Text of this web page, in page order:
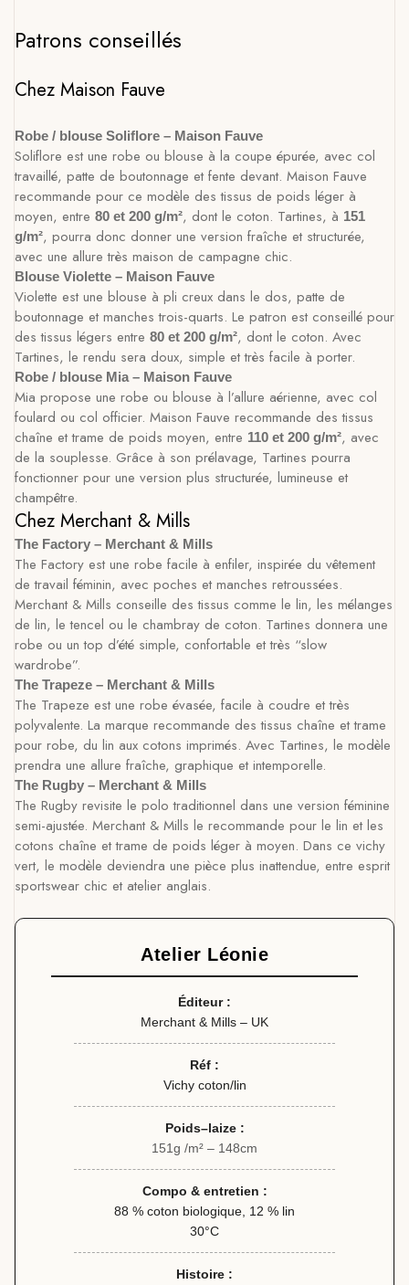
Patrons conseillés
Chez Maison Fauve
Robe / blouse Soliflore – Maison Fauve
Soliflore est une robe ou blouse à la coupe épurée, avec col
travaillé, patte de boutonnage et fente devant. Maison Fauve
recommande pour ce modèle des tissus de poids léger à
moyen, entre 80 et 200 g/m², dont le coton. Tartines, à 151
g/m², pourra donc donner une version fraîche et structurée,
avec une allure très maison de campagne chic.
Blouse Violette – Maison Fauve
Violette est une blouse à pli creux dans le dos, patte de
boutonnage et manches trois-quarts. Le patron est conseillé pour
des tissus légers entre 80 et 200 g/m², dont le coton. Avec
Tartines, le rendu sera doux, simple et très facile à porter.
Robe / blouse Mia – Maison Fauve
Mia propose une robe ou blouse à l’allure aérienne, avec col
foulard ou col officier. Maison Fauve recommande des tissus
chaîne et trame de poids moyen, entre 110 et 200 g/m², avec
de la souplesse. Grâce à son prélavage, Tartines pourra
fonctionner pour une version plus structurée, lumineuse et
champêtre.
Chez Merchant & Mills
The Factory – Merchant & Mills
The Factory est une robe facile à enfiler, inspirée du vêtement
de travail féminin, avec poches et manches retroussées.
Merchant & Mills conseille des tissus comme le lin, les mélanges
de lin, le tencel ou le chambray de coton. Tartines donnera une
robe ou un top d’été simple, confortable et très “slow
wardrobe”.
The Trapeze – Merchant & Mills
The Trapeze est une robe évasée, facile à coudre et très
polyvalente. La marque recommande des tissus chaîne et trame
pour robe, du lin aux cotons imprimés. Avec Tartines, le modèle
prendra une allure fraîche, graphique et intemporelle.
The Rugby – Merchant & Mills
The Rugby revisite le polo traditionnel dans une version féminine
semi-ajustée. Merchant & Mills le recommande pour le lin et les
cotons chaîne et trame de poids léger à moyen. Dans ce vichy
vert, le modèle deviendra une pièce plus inattendue, entre esprit
sportswear chic et atelier anglais.
Atelier Léonie
Éditeur :
Merchant & Mills – UK
Réf :
Vichy coton/lin
Poids–laize :
151g /m² – 148cm
Compo & entretien :
88 % coton biologique, 12 % lin
30°C
Histoire :